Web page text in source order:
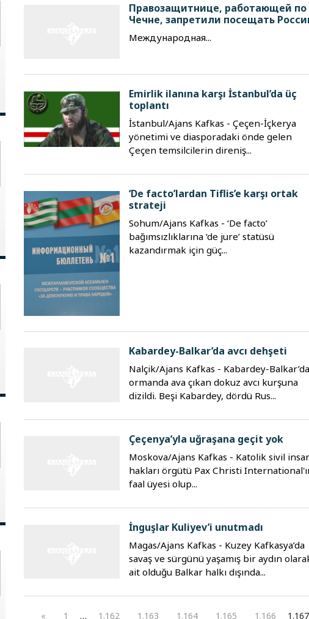
Правозащитнице, работающей по
Чечне, запретили посещать
Международная...
Emirlik ilanına karşı İstanbul’da üç
toplantı
İstanbul/Ajans Kafkas - Çeçen-İçkerya
yönetimi ve diasporadaki önde gelen
Çeçen temsilcilerin direniş...
‘De facto’lardan Tiflis’e karşı ortak
strateji
Sohum/Ajans Kafkas - ‘De facto’
bağımsızlıklarına ‘de jure’ statüsü
kazandırmak için güç...
Kabardey-Balkar’da avcı dehşeti
Nalçik/Ajans Kafkas - Kabardey-Balkar’da
ormanda ava çıkan dokuz avcı kurşuna
dizildi. Beşi Kabardey, dördü Rus...
Çeçenya’yla uğraşana geçit yok
Moskova/Ajans Kafkas - Katolik sivil
hakları örgütü Pax Christi
faal üyesi olup...
İnguşlar Kuliyev’i unutmadı
Magas/Ajans Kafkas - Kuzey Kafkasya’da
savaş ve sürgünü yaşamış bir aydın
ait olduğu Balkar halkı dışında...
« 1 … 1.162 1.163 1.164 1.165 1.166 1.167